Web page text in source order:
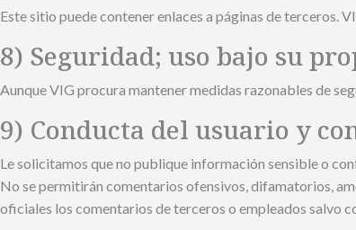
Este sitio puede contener enlaces a páginas de
8) Seguridad; uso bajo su
Aunque VIG procura mantener medidas razonables de
9) Conducta del usuario y
Le solicitamos que no publique información sensible o
No se permitirán comentarios ofensivos, difamatorios,
oficiales los comentarios de terceros o empleados salvo